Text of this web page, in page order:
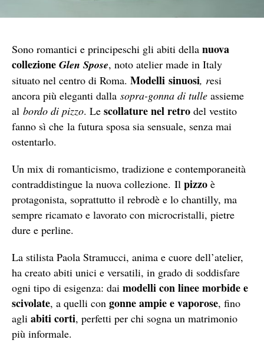
Sono romantici e principeschi gli abiti della nuova
collezione Glen Spose, noto atelier made in Italy
situato nel centro di Roma. Modelli sinuosi, resi
ancora più eleganti dalla sopra-gonna di tulle assieme
al bordo di pizzo. Le scollature nel retro del vestito
fanno sì che la futura sposa sia sensuale, senza mai
ostentarlo.
Un mix di romanticismo, tradizione e contemporaneità
contraddistingue la nuova collezione. Il pizzo è
protagonista, soprattutto il rebrodè e lo chantilly, ma
sempre ricamato e lavorato con microcristalli, pietre
dure e perline.
La stilista Paola Stramucci, anima e cuore dell’atelier,
ha creato abiti unici e versatili, in grado di soddisfare
ogni tipo di esigenza: dai modelli con linee morbide e
scivolate, a quelli con gonne ampie e vaporose, fino
agli abiti corti, perfetti per chi sogna un matrimonio
più informale.